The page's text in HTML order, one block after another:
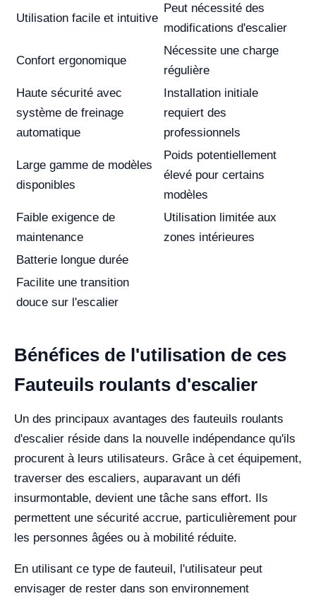
Utilisation facile et intuitive
Peut nécessité des
modifications d'escalier
Confort ergonomique
Nécessite une charge
régulière
Haute sécurité avec
système de freinage
automatique
Installation initiale
requiert des
professionnels
Large gamme de modèles
disponibles
Poids potentiellement
élevé pour certains
modèles
Faible exigence de
maintenance
Utilisation limitée aux
zones intérieures
Batterie longue durée
Facilite une transition
douce sur l'escalier
Bénéfices de l'utilisation de ces
Fauteuils roulants d'escalier
Un des principaux avantages des fauteuils roulants
d'escalier réside dans la nouvelle indépendance qu'ils
procurent à leurs utilisateurs. Grâce à cet équipement,
traverser des escaliers, auparavant un défi
insurmontable, devient une tâche sans effort. Ils
permettent une sécurité accrue, particulièrement pour
les personnes âgées ou à mobilité réduite.
En utilisant ce type de fauteuil, l'utilisateur peut
envisager de rester dans son environnement